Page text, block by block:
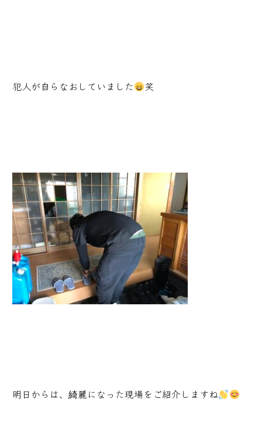
犯人が自らなおしていました 笑
明日からは、綺麗になった現場をご紹介しますね